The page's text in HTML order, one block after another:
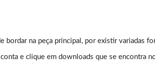
bordar na peça principal, por existir variadas
conta e clique em downloads que se encontra